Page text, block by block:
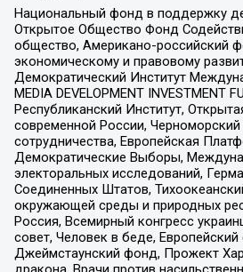
Национальный фонд в поддержку
Открытое Общество Фонд
общество, Американо-российский
экономическому и правовому
Демократический Институт
MEDIA DEVELOPMENT INVESTMENT
Республиканский Институт,
современной России,
сотрудничества, Европейская
Демократические Выборы,
электоральных исследований,
Соединенных Штатов,
окружающей среды и природных
Россия, Всемирный конгресс
совет, Человек в беде,
Джеймстаунский фонд, Прожект